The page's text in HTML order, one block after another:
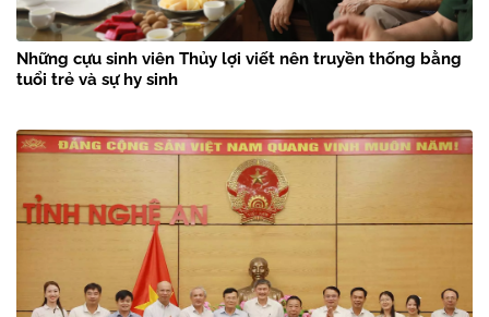
Những cựu sinh viên Thủy lợi viết nên truyền thống bằng
tuổi trẻ và sự hy sinh